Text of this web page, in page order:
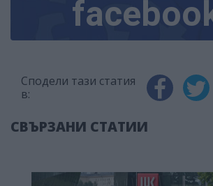
Сподели тази статия
в:
СВЪРЗАНИ СТАТИИ